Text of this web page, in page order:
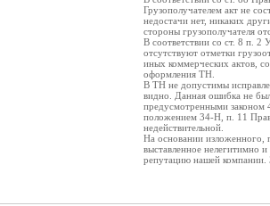
Грузополучателем акт не
недостачи нет, никаких
стороны грузополучателя
В соответствии со ст. 8 п.
отсутствуют отметки
иных коммерческих актов,
оформления ТН.
В ТН не допустимы
видно. Данная ошибка не
предусмотренными
положением 34-Н, п. 11
недействительной.
На основании изложенного,
выставленное нелегитимно
репутацию нашей компании.